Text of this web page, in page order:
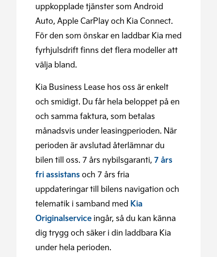
uppkopplade tjänster som Android
Auto, Apple CarPlay och Kia Connect.
För den som önskar en laddbar Kia med
fyrhjulsdrift finns det flera modeller att
välja bland.
Kia Business Lease hos oss är enkelt
och smidigt. Du får hela beloppet på en
och samma faktura, som betalas
månadsvis under leasingperioden. När
perioden är avslutad återlämnar du
bilen till oss. 7 års nybilsgaranti, 7 års
fri assistansoch 7 års fria
uppdateringar till bilens navigation och
telematik i samband med Kia
Originalserviceingår, så du kan känna
dig trygg och säker i din laddbara Kia
under hela perioden.